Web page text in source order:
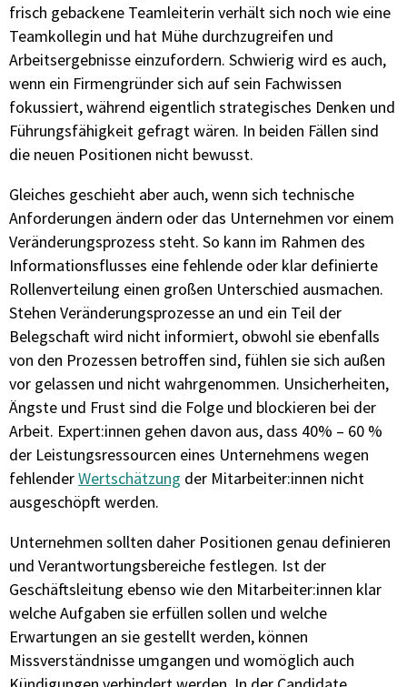
frisch gebackene Teamleiterin verhält sich noch wie eine
Teamkollegin und hat Mühe durchzugreifen und
Arbeitsergebnisse einzufordern. Schwierig wird es auch,
wenn ein Firmengründer sich auf sein Fachwissen
fokussiert, während eigentlich strategisches Denken und
Führungsfähigkeit gefragt wären. In beiden Fällen sind
die neuen Positionen nicht bewusst.
Gleiches geschieht aber auch, wenn sich technische
Anforderungen ändern oder das Unternehmen vor einem
Veränderungsprozess steht. So kann im Rahmen des
Informationsflusses eine fehlende oder klar definierte
Rollenverteilung einen großen Unterschied ausmachen.
Stehen Veränderungsprozesse an und ein Teil der
Belegschaft wird nicht informiert, obwohl sie ebenfalls
von den Prozessen betroffen sind, fühlen sie sich außen
vor gelassen und nicht wahrgenommen. Unsicherheiten,
Ängste und Frust sind die Folge und blockieren bei der
Arbeit. Expert:innen gehen davon aus, dass 40% – 60 %
der Leistungsressourcen eines Unternehmens wegen
fehlenderWertschätzung der Mitarbeiter:innen nicht
ausgeschöpft werden.
Unternehmen sollten daher Positionen genau definieren
und Verantwortungsbereiche festlegen. Ist der
Geschäftsleitung ebenso wie den Mitarbeiter:innen klar
welche Aufgaben sie erfüllen sollen und welche
Erwartungen an sie gestellt werden, können
Missverständnisse umgangen und womöglich auch